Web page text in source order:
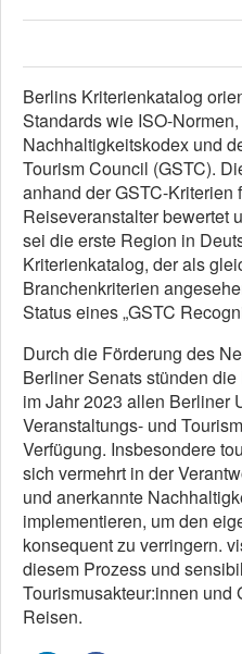
Berlins Kriterienkatalog
Standards wie ISO-
Nachhaltigkeitskodex und
Tourism Council (GSTC).
anhand der GSTC-Kriterien
Reiseveranstalter bewertet
sei die erste Region in
Kriterienkatalog, der als
Branchenkriterien
Status eines „GSTC
Durch die Förderung des
Berliner Senats stünden
im Jahr 2023 allen Berliner
Veranstaltungs- und
Verfügung. Insbesondere
sich vermehrt in der
und anerkannte
implementieren, um den
konsequent zu verringern.
diesem Prozess und
Tourismusakteur:innen und
Reisen.